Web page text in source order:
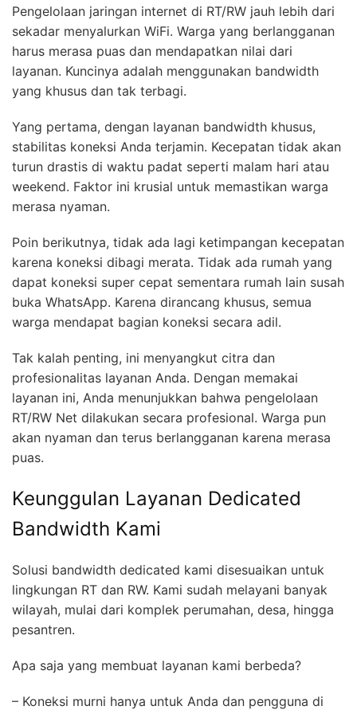
Pengelolaan jaringan internet di RT/RW jauh lebih dari
sekadar menyalurkan WiFi. Warga yang berlangganan
harus merasa puas dan mendapatkan nilai dari
layanan. Kuncinya adalah menggunakan bandwidth
yang khusus dan tak terbagi.
Yang pertama, dengan layanan bandwidth khusus,
stabilitas koneksi Anda terjamin. Kecepatan tidak akan
turun drastis di waktu padat seperti malam hari atau
weekend. Faktor ini krusial untuk memastikan warga
merasa nyaman.
Poin berikutnya, tidak ada lagi ketimpangan kecepatan
karena koneksi dibagi merata. Tidak ada rumah yang
dapat koneksi super cepat sementara rumah lain susah
buka WhatsApp. Karena dirancang khusus, semua
warga mendapat bagian koneksi secara adil.
Tak kalah penting, ini menyangkut citra dan
profesionalitas layanan Anda. Dengan memakai
layanan ini, Anda menunjukkan bahwa pengelolaan
RT/RW Net dilakukan secara profesional. Warga pun
akan nyaman dan terus berlangganan karena merasa
puas.
Keunggulan Layanan Dedicated
Bandwidth Kami
Solusi bandwidth dedicated kami disesuaikan untuk
lingkungan RT dan RW. Kami sudah melayani banyak
wilayah, mulai dari komplek perumahan, desa, hingga
pesantren.
Apa saja yang membuat layanan kami berbeda?
– Koneksi murni hanya untuk Anda dan pengguna di